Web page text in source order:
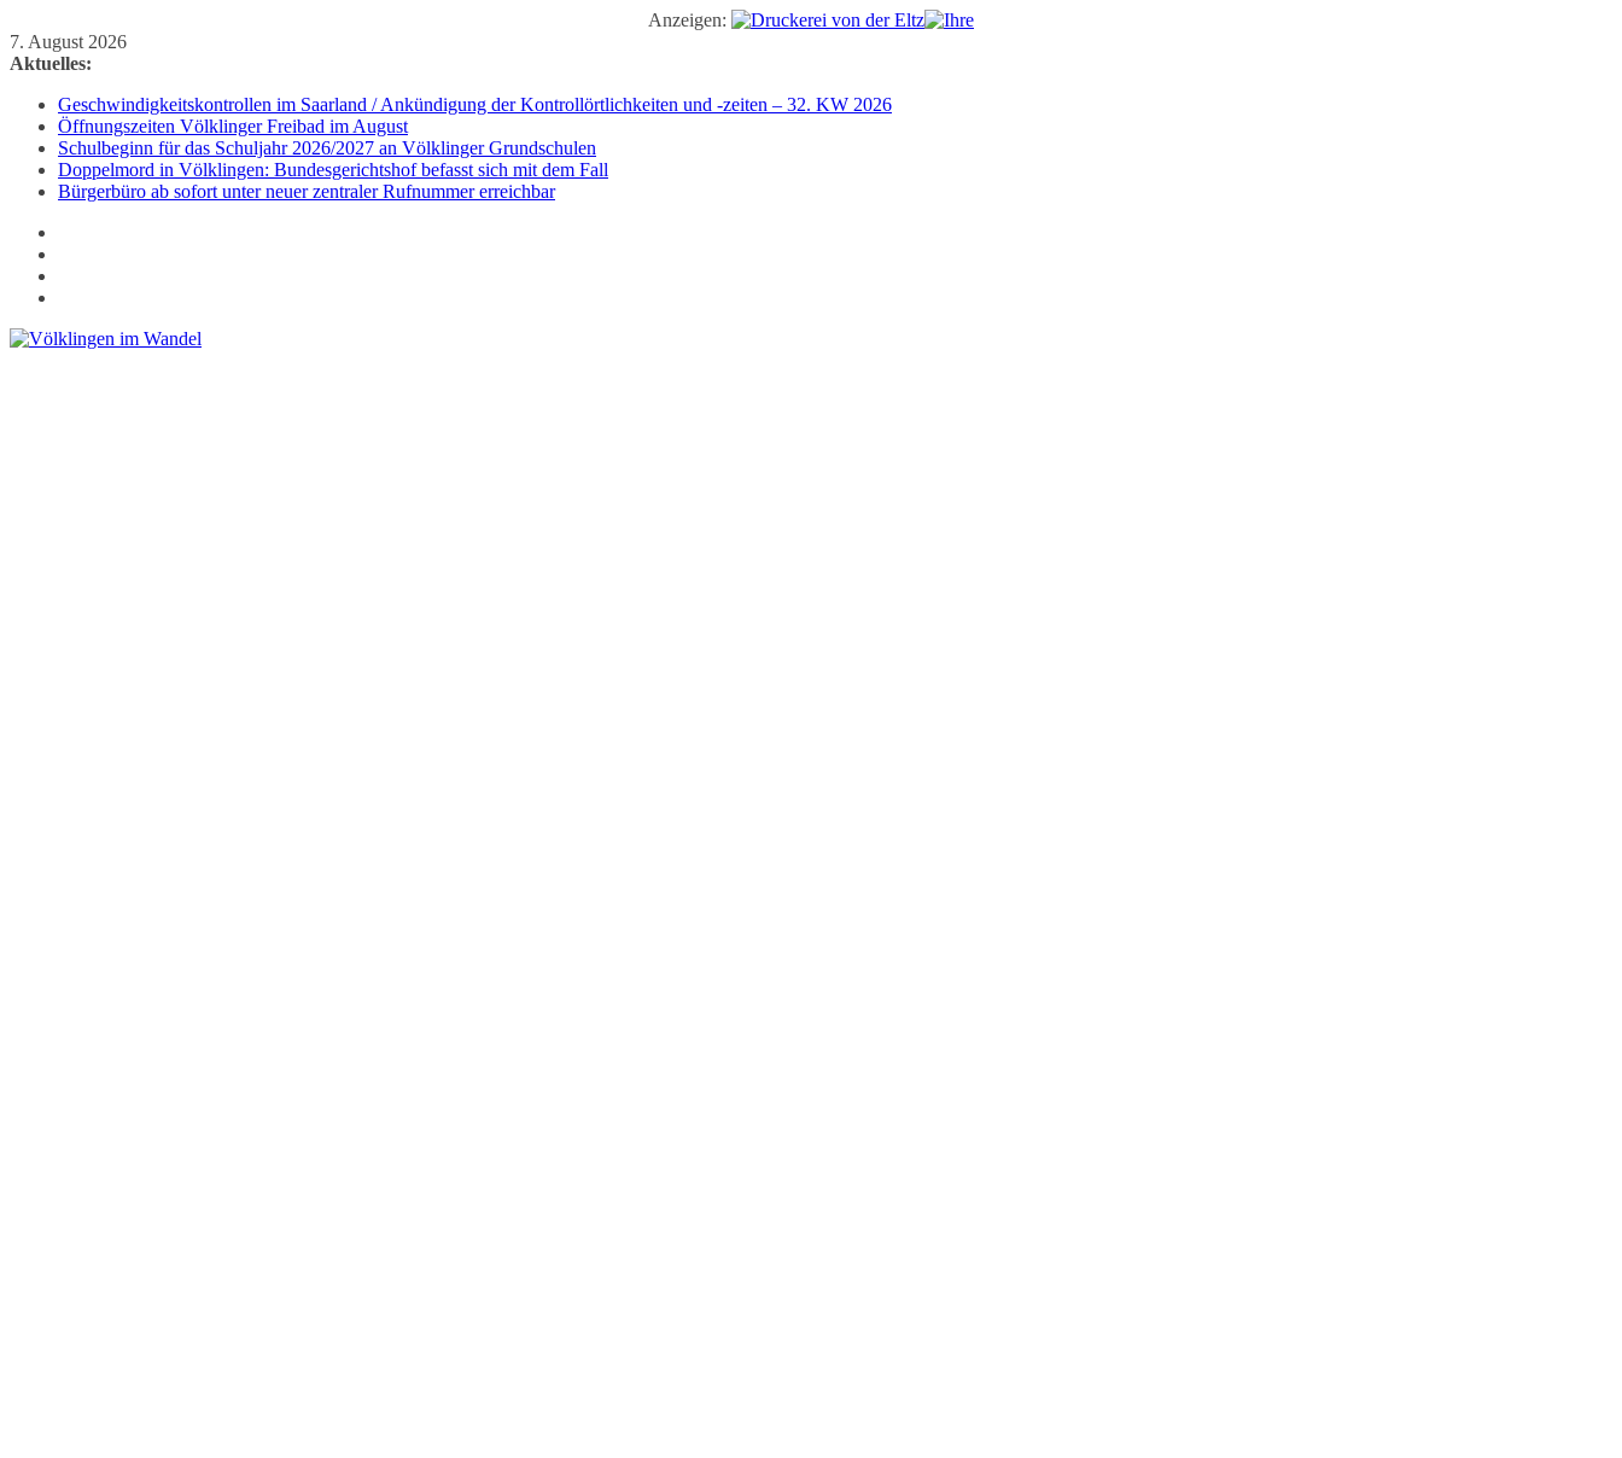
Anzeigen:
Zum
Inhalt
7. August 2026
Aktuelles:
Geschwindigkeitskontrollen im Saarland / Ankündigung der Kontrollörtlichkeiten und -zeiten – 32. KW 2026
Öffnungszeiten Völklinger Freibad im August
Schulbeginn für das Schuljahr 2026/2027 an Völklinger Grundschulen
Doppelmord in Völklingen: Bundesgerichtshof befasst sich mit dem Fall
Bürgerbüro ab sofort unter neuer zentraler Rufnummer erreichbar